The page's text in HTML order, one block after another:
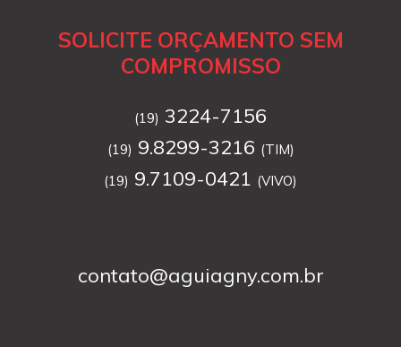
SOLICITE ORÇAMENTO SEM
COMPROMISSO
(19) 3224-7156
(19) 9.8299-3216 (TIM)
(19) 9.7109-0421 (VIVO)
contato@aguiagny.com.br